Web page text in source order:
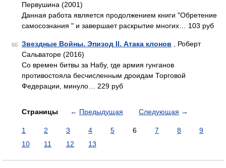
Первушина (2001)
Данная работа является продолжением книги "Обретение
самосознания " и завершает раскрытие многих… 103 руб
60 Звездные Войны. Эпизод II. Атака клонов , Роберт
Сальваторе (2016)
Со времен битвы за Набу, где армия гунганов
противостояла бесчисленным дроидам Торговой
Федерации, минуло… 229 руб
Страницы ← Предыдущая Следующая →
1 2 3 4 5 6 7 8
9
10
11 12 13